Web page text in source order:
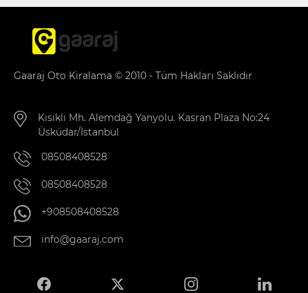
Gaaraj Oto Kiralama © 2010 - Tüm Hakları Saklıdır
Kısıklı Mh. Alemdağ Yanyolu. Kasran Plaza No:24
Üsküdar/İstanbul
08508408528
08508408528
+908508408528
info@gaaraj.com